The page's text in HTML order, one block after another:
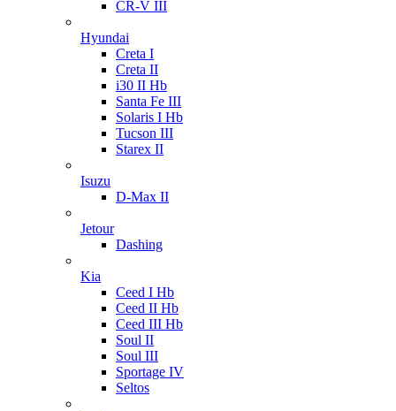
CR-V III
Hyundai
Creta I
Creta II
i30 II Hb
Santa Fe III
Solaris I Hb
Tucson III
Starex II
Isuzu
D-Max II
Jetour
Dashing
Kia
Ceed I Hb
Ceed II Hb
Ceed III Hb
Soul II
Soul III
Sportage IV
Seltos